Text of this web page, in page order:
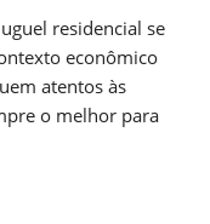
residencial se
econômico
atentos às
o melhor para